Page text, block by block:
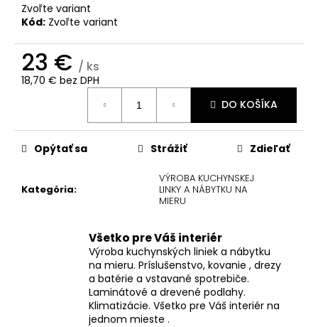
Zvoľte variant
Kód: Zvoľte variant
23 € / ks
18,70 € bez DPH
DO KOŠÍKA
Kategória:
VÝROBA KUCHYNSKEJ
LINKY A NÁBYTKU NA
MIERU
Opýtať sa Strážiť Zdieľať
Všetko pre Váš interiér
Výroba kuchynských liniek a nábytku
na mieru. Príslušenstvo, kovanie , drezy
a batérie a vstavané spotrebiče.
Laminátové a drevené podlahy.
Klimatizácie. Všetko pre Váš interiér na
jednom mieste .
ú
č
a
m
e